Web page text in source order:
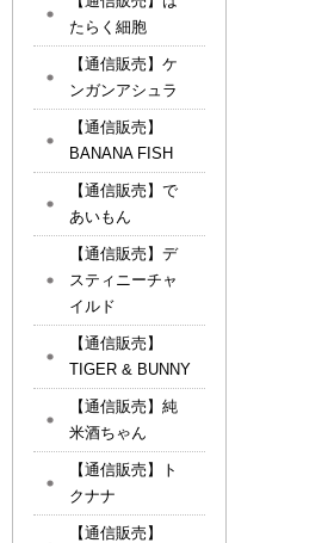
たらく細胞
【通信販売】ケ
ンガンアシュラ
【通信販売】
BANANA FISH
【通信販売】で
あいもん
【通信販売】デ
スティニーチャ
イルド
【通信販売】
TIGER & BUNNY
【通信販売】純
米酒ちゃん
【通信販売】ト
クナナ
【通信販売】